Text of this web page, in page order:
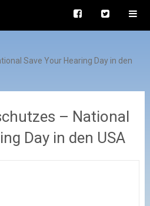
Save Your Hearing Day in den
– National
Day in den USA